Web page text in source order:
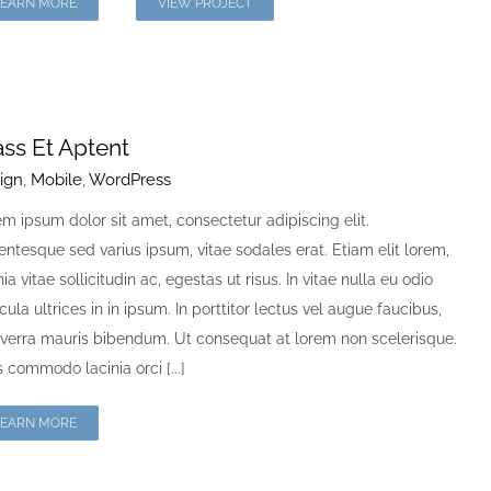
MORE VIEW PROJECT
Et Aptent
, Mobile,WordPress
ipsum dolor sit amet, consectetur adipiscing elit.
sed varius ipsum, vitae sodales erat. Etiam elit lorem,
vitae sollicitudin ac, egestas ut risus. In vitae nulla eu odio
ultrices in in ipsum. In porttitor lectus vel augue faucibus,
mauris bibendum. Ut consequat at lorem non scelerisque.
commodo lacinia orci [...]
MORE